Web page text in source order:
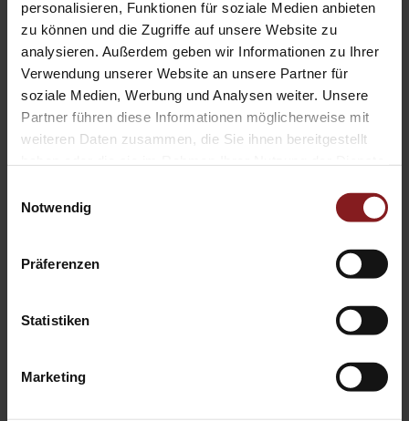
personalisieren, Funktionen für soziale Medien anbieten
zu können und die Zugriffe auf unsere Website zu
analysieren. Außerdem geben wir Informationen zu Ihrer
Verwendung unserer Website an unsere Partner für
soziale Medien, Werbung und Analysen weiter. Unsere
Partner führen diese Informationen möglicherweise mit
weiteren Daten zusammen, die Sie ihnen bereitgestellt
Notwendig
Präferenzen
Statistiken
Marketing
Umwelt- und Klimaschutz in der
Nomos Verlagsgesellschaft
Umwelt- und Klimaschutz ist ein wichtiges Thema für die
Nomos Verlagsgesellschaft. Unsere interne Umweltgruppe
berät sich regelmäßig zu Optimierungen im Bereich
Umwelt- und Klimaschutz innerhalb der Verlage und treibt
neue Ideen voran.
Mehr erfahren
Wir begleiten Sie vom Manuskript
zum fertigen Buch